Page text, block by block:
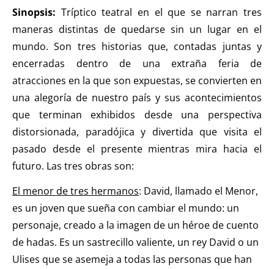
Sinopsis: Tríptico teatral en el que se narran tres
maneras distintas de quedarse sin un lugar en el
mundo. Son tres historias que, contadas juntas y
encerradas dentro de una extraña feria de
atracciones en la que son expuestas, se convierten en
una alegoría de nuestro país y sus acontecimientos
que terminan exhibidos desde una perspectiva
distorsionada, paradójica y divertida que visita el
pasado desde el presente mientras mira hacia el
futuro. Las tres obras son:
El menor de tres hermanos: David, llamado el Menor,
es un joven que sueña con cambiar el mundo: un
personaje, creado a la imagen de un héroe de cuento
de hadas. Es un sastrecillo valiente, un rey David o un
Ulises que se asemeja a todas las personas que han